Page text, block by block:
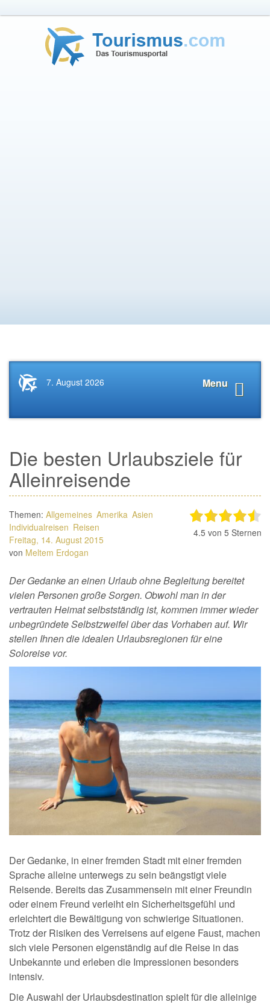
Startseite
News.Tourismus.com
Menu
7. August 2026
Die besten Urlaubsziele für
Alleinreisende
Themen: Allgemeines Amerika Asien
Individualreisen Reisen
Freitag, 14. August 2015
von Meltem Erdogan
4.5 von 5 Sternen
Der Gedanke an einen Urlaub ohne Begleitung bereitet
vielen Personen große Sorgen. Obwohl man in der
vertrauten Heimat selbstständig ist, kommen immer wieder
unbegründete Selbstzweifel über das Vorhaben auf. Wir
stellen Ihnen die idealen Urlaubsregionen für eine
Soloreise vor.
Der Gedanke, in einer fremden Stadt mit einer fremden
Sprache alleine unterwegs zu sein beängstigt viele
Reisende. Bereits das Zusammensein mit einer Freundin
oder einem Freund verleiht ein Sicherheitsgefühl und
erleichtert die Bewältigung von schwierige Situationen.
Trotz der Risiken des Verreisens auf eigene Faust, machen
sich viele Personen eigenständig auf die Reise in das
Unbekannte und erleben die Impressionen besonders
intensiv.
Die Auswahl der Urlaubsdestination spielt für die alleinige